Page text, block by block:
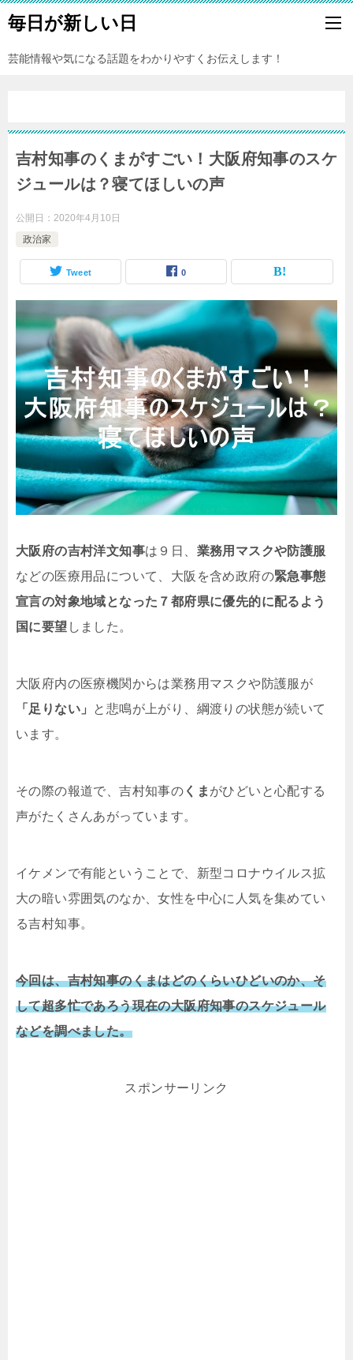
毎日が新しい日
芸能情報や気になる話題をわかりやすくお伝えします！
吉村知事のくまがすごい！大阪府知事のスケ
ジュールは？寝てほしいの声
公開日： 2020年4月10日
政治家
Tweet 0
大阪府の吉村洋文知事は９日、 業務用マスクや防護服
などの医療用品について、大阪を含め政府の緊急事態
宣言の対象地域となった７都府県に優先的に配るよう
国に要望 しました。
大阪府内の医療機関からは業務用マスクや防護服が
「足りない」 と悲鳴が上がり、綱渡りの状態が続いて
います。
その際の報道で、吉村知事の くま がひどいと心配する
声がたくさんあがっています。
イケメンで有能ということで、新型コロナウイルス拡
大の暗い雰囲気のなか、女性を中心に人気を集めてい
る吉村知事。
今回は、吉村知事のくまはどのくらいひどいのか、そ
して超多忙であろう現在の大阪府知事のスケジュール
などを調べました。
スポンサーリンク